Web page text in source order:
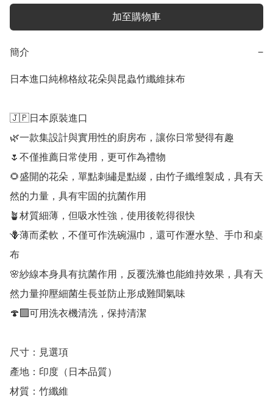
加至購物車
簡介 −
日本進口純棉格紋花朵與昆蟲竹纖維抹布
🇯🇵日本原裝進口
🌿一款集設計與實用性的廚房布，讓你日常變得有趣
🌷不僅推薦日常使用，更可作為禮物
🌻盛開的花朵，單點刺繡是點綴，由竹子纖维製成，具有天
然的力量，具有牢固的抗菌作用
🪴材質細薄，但吸水性強，使用後乾得很快
🪻薄而柔軟，不僅可作洗碗濕巾，還可作瀝水墊、手巾和桌
布
🌸紗線本身具有抗菌作用，反覆洗滌也能維持效果，具有天
然力量抑壓細菌生長並防止形成難聞氣味
🍄‍🟫可用洗衣機清洗，保持清潔
尺寸：見選項
產地：印度（日本品質）
材質：竹纖維